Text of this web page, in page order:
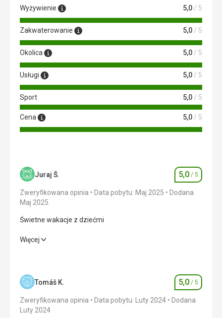
Wyżywienie
5,0 / 5
Zakwaterowanie 5,0 / 5
Okolica 5,0 / 5
Usługi 5,0 / 5
Sport 5,0 / 5
Cena 5,0 / 5
Juraj Š. Ocena
5,0 / 5
Zweryfikowana opinia Data pobytu: Maj 2025
Dodana
Maj 2025
Świetne wakacje z dziećmi
Świetne wakacje z dziećmi
Zakwaterowanie 5,0/ 5
Okolica 5,0/ 5
Więcej
Tomáš K. Ocena
5,0 / 5
Zweryfikowana opinia Data pobytu: Luty 2024
Dodana
Luty 2024